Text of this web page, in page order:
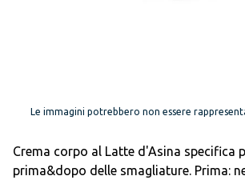
Le immagini potrebbero non essere
Crema corpo al Latte d'Asina specifica
prima&dopo delle smagliature. Prima: